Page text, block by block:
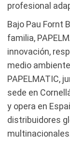
profesional
Bajo Pau Fornt
familia,
innovación,
medio
PAPELMATIC,
sede en
y opera en
distribuidores